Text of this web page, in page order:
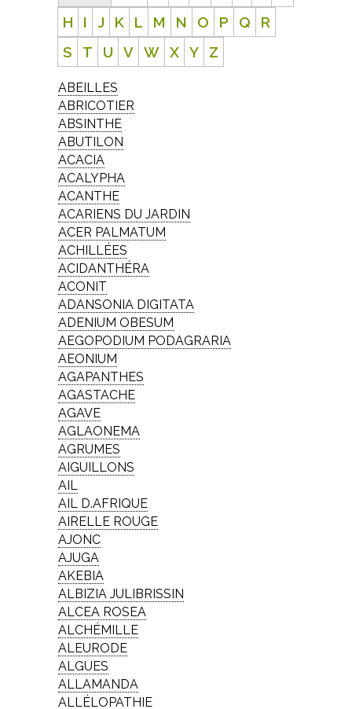
H
I J K L M N O P Q
R
S
T U V W X Y Z
ABEILLES
ABRICOTIER
ABSINTHE
ABUTILON
ACACIA
ACALYPHA
ACANTHE
ACARIENS DU JARDIN
ACER PALMATUM
ACHILLÉES
ACIDANTHÉRA
ACONIT
ADANSONIA DIGITATA
ADENIUM OBESUM
AEGOPODIUM PODAGRARIA
AEONIUM
AGAPANTHES
AGASTACHE
AGAVE
AGLAONEMA
AGRUMES
AIGUILLONS
AIL
AIL D.AFRIQUE
AIRELLE ROUGE
AJONC
AJUGA
AKEBIA
ALBIZIA JULIBRISSIN
ALCEA ROSEA
ALCHÉMILLE
ALEURODE
ALGUES
ALLAMANDA
ALLÉLOPATHIE